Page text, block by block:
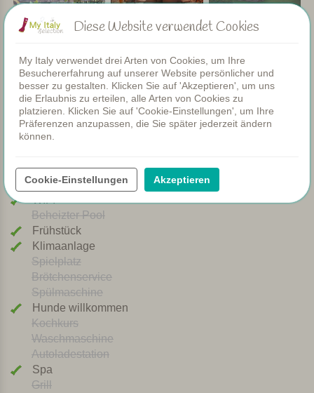
Ausstattung
Wohnungen
Schwimmbad
Restaurant
Kinderbecken
Gemeinsame Dinners
Beheizter Pool
Frühstück
Klimaanlage
Spielplatz
Brötchenservice
Spülmaschine
Hunde willkommen
Kochkurs
Waschmaschine
Autoladestation
Spa
Grill
Diese Website verwendet Cookies
My Italy verwendet drei Arten von Cookies, um Ihre
Besuchererfahrung auf unserer Website persönlicher und
besser zu gestalten. Klicken Sie auf 'Akzeptieren', um uns
die Erlaubnis zu erteilen, alle Arten von Cookies zu
platzieren. Klicken Sie auf 'Cookie-Einstellungen', um Ihre
Präferenzen anzupassen, die Sie später jederzeit ändern
können.
Cookie-Einstellungen Akzeptieren